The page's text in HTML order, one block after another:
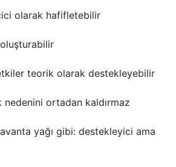
olarak hafifletebilir
oluşturabilir
teorik olarak destekleyebilir
ortadan kaldırmaz
yağı gibi: destekleyici ama